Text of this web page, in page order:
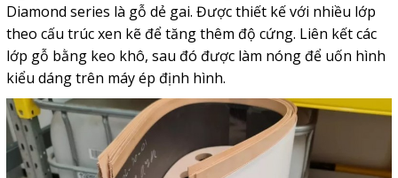
Diamond series là gỗ dẻ gai. Được thiết kế với nhiều lớp
theo cấu trúc xen kẽ để tăng thêm độ cứng. Liên kết các
lớp gỗ bằng keo khô, sau đó được làm nóng để uốn hình
kiểu dáng trên máy ép định hình.